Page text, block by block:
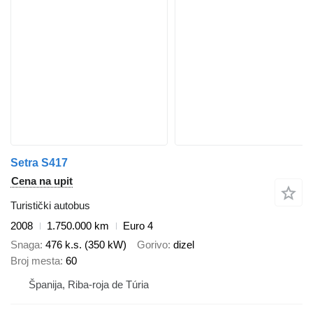
Setra S417
Cena na upit
Turistički autobus
2008
1.750.000 km
Euro 4
Snaga 476 k.s. (350 kW) Gorivo dizel
Broj mesta 60
Španija, Riba-roja de Túria